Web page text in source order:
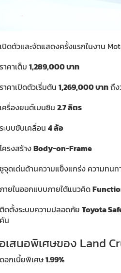
เปิดตัวและจัดแสดงครั้งแรกในงาน
ราคาเต็ม 1,289,000 บาท
ราคาเปิดตัวเริ่มต้น 1,269,000 บาทถึ
เครื่องยนต์เบนซิน 2.7 ลิตร
ระบบขับเคลื่อน 4 ล้อ
โครงสร้างBody-on-Frame
ชูจุดเด่นด้านความแข็งแกร่ง ความทนท
ภายในออกแบบภายใต้แนวคิด
ติดตั้งระบบความปลอดภัย Toyota
คัน
เสนอพิเศษของ Land
ดอกเบี้ยพิเศษ1.99%